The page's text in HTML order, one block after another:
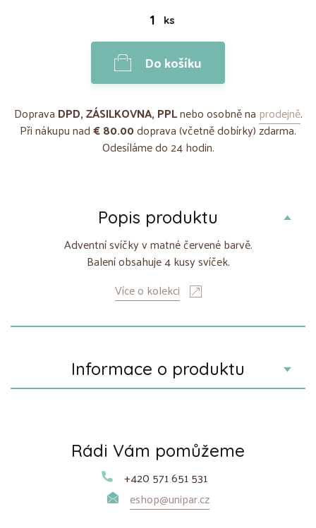
ks
Do košíku
Doprava DPD, ZÁSILKOVNA, PPLnebo osobně na prodejně.
Při nákupu nad€ 80.00doprava (včetně dobírky) zdarma.
Odesíláme do 24 hodin.
Popis produktu
Adventní svíčky v matné červené barvě.
Balení obsahuje 4 kusy svíček.
Více o kolekci
Informace o produktu
Rádi Vám pomůžeme
+420 571 651 531
eshop@unipar.cz